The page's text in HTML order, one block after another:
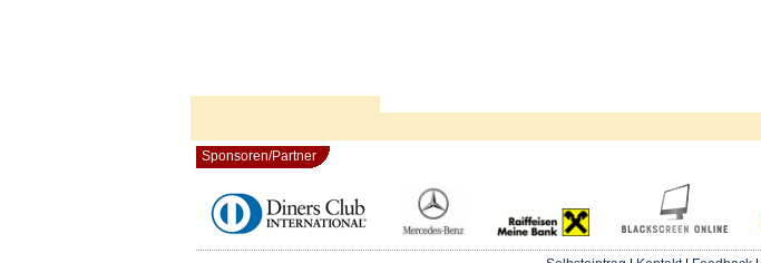
Sponsoren/Partner